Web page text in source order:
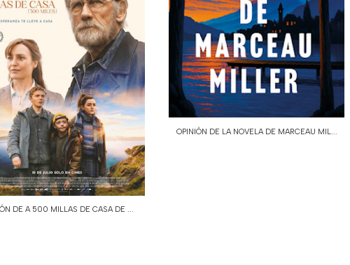
DE A 500 MILLAS DE CASA DE ...
OPINIÓN DE LA NOVELA DE MARCEAU MIL...